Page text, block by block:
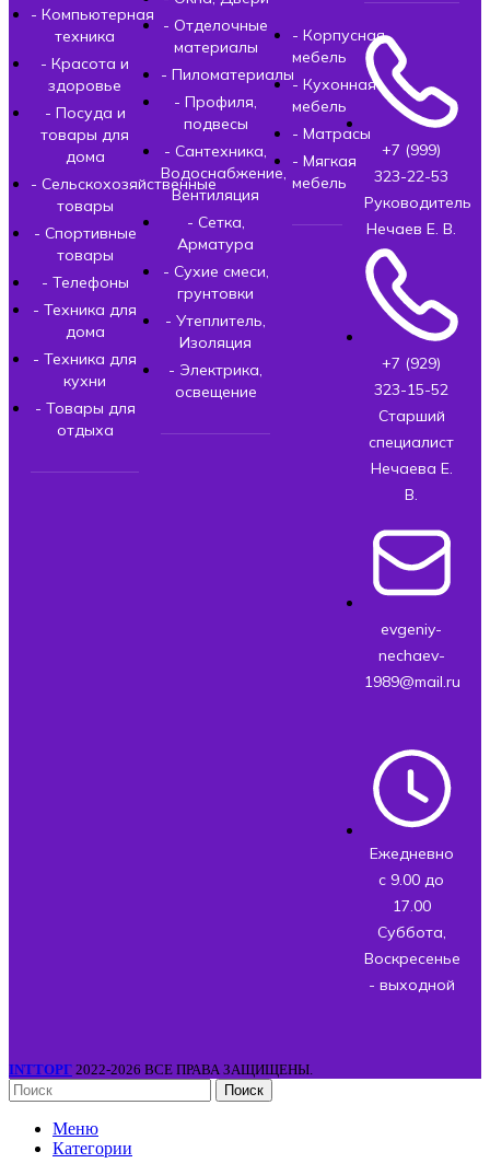
- Компьютерная
техника
- Красота и
здоровье
- Посуда и
товары для
дома
- Сельскохозяйственные
товары
- Спортивные
товары
- Телефоны
- Техника для
дома
- Техника для
кухни
- Товары для
отдыха
- Отделочные
материалы
- Пиломатериалы
- Профиля,
подвесы
- Сантехника,
Водоснабжение,
Вентиляция
- Сетка,
Арматура
- Сухие смеси,
грунтовки
- Утеплитель,
Изоляция
- Электрика,
освещение
- Корпусная
мебель
- Кухонная
мебель
- Матрасы
- Мягкая
мебель
+7 (999)
323-22-53
Руководитель
Нечаев Е. В.
+7 (929)
323-15-52
Старший
специалист
Нечаева Е.
В.
evgeniy-
nechaev-
1989@mail.ru
Ежедневно
с 9.00 до
17.00
Суббота,
Воскресенье
- выходной
INTТОРГ 2022-2026 ВСЕ ПРАВА ЗАЩИЩЕНЫ.
Поиск
Меню
Категории